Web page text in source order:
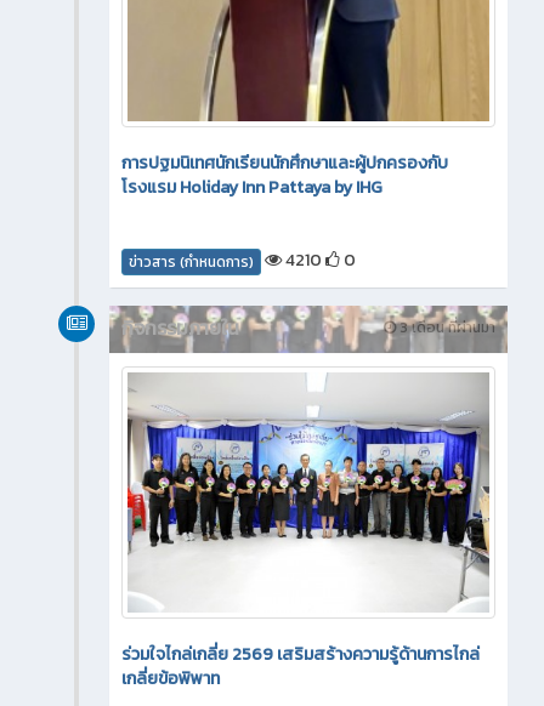
การปฐมนิเทศนักเรียนนักศึกษาและผู้ปกครองกับ
โรงแรม Holiday Inn Pattaya by IHG
ข่าวสาร (กำหนดการ) 4210 0
3 เดือน ที่ผ่านมา
กิจกรรมภายใน
ร่วมใจไกล่เกลี่ย 2569 เสริมสร้างความรู้ด้านการไกล่
เกลี่ยข้อพิพาท